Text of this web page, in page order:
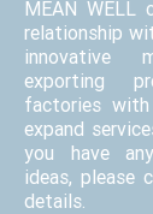
MEAN WELL
relationship
innovative
exporting
factories
expand
you have
ideas, please
details.